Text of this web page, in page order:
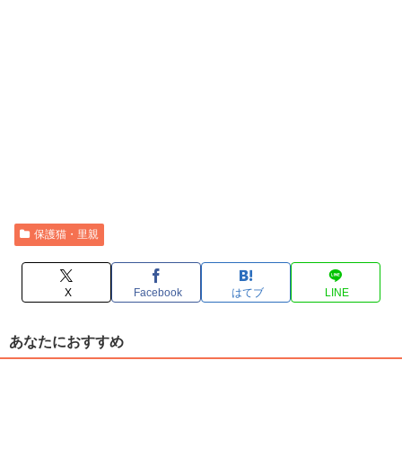
保護猫・里親
X Facebook はてブ LINE
あなたにおすすめ